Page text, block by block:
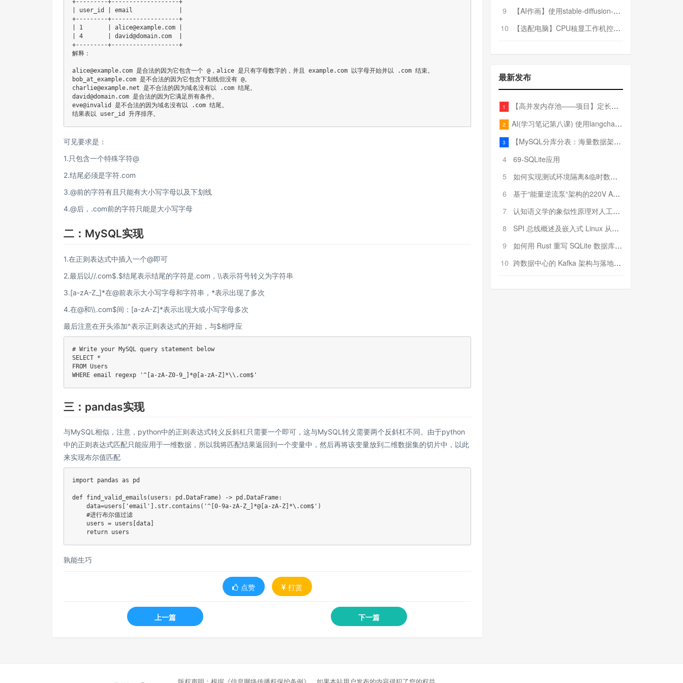
+---------+-------------------+
| user_id | email             |
+---------+-------------------+
| 1       | alice@example.com |
| 4       | david@domain.com  |
+---------+-------------------+
解释：
alice@example.com 是合法的因为它包含一个 @，alice 是只有字母数字的，并且 example.com 以字母开始并以 .com 结束。
bob_at_example.com 是不合法的因为它包含下划线但没有 @。
charlie@example.net 是不合法的因为域名没有以 .com 结尾。
david@domain.com 是合法的因为它满足所有条件。
eve@invalid 是不合法的因为域名没有以 .com 结尾。
结果表以 user_id 升序排序。
可见要求是：
1.只包含一个特殊字符@
2.结尾必须是字符.com
3.@前的字符有且只能有大小写字母以及下划线
4.@后，.com前的字符只能是大小写字母
二：MySQL实现
1.在正则表达式中插入一个@即可
2.最后以//.com$.$结尾表示结尾的字符是.com，\\表示符号转义为字符串
3.[a-zA-Z_]*在@前表示大小写字母和字符串，*表示出现了多次
4.在@和\\.com$间：[a-zA-Z]*表示出现大或小写字母多次
最后注意在开头添加^表示正则表达式的开始，与$相呼应
# Write your MySQL query statement below
SELECT *
FROM Users
WHERE email regexp '^[a-zA-Z0-9_]*@[a-zA-Z]*\\.com$'
三：pandas实现
与MySQL相似，注意，python中的正则表达式转义反斜杠只需要一个即可，这与MySQL转义需要两个反斜杠不同。由于python
中的正则表达式匹配只能应用于一维数据，所以我将匹配结果返回到一个变量中，然后再将该变量放到二维数据集的切片中，以此
来实现布尔值匹配
import pandas as pd
def find_valid_emails(users: pd.DataFrame) -> pd.DataFrame:
    data=users['email'].str.contains('^[0-9a-zA-Z_]*@[a-zA-Z]*\.com$')
    #进行布尔值过滤
    users = users[data]
    return users
孰能生巧
点赞 打赏
上一篇 下一篇
9
【AI作画】使用stable-diffusion-webui搭建AI作画平台
10
【选配电脑】CPU核显工作机控制预算5000
最新发布
1 【高并发内存池——项目】定长内存池——开胃小菜
2 AI(学习笔记第八课) 使用langchain的embedding models
3
【MySQL分库分表：海量数据架构的终极解决方案】
4
69-SQLite应用
5
如何实现测试环境隔离&临时数据库（pytest+SQLite）
6
基于“能量逆流泵“架构的220V AC至20V DC 300W高效电源设计
7
认知语义学的象似性原理对人工智能自然语言处理深层语义分析的影响与启示
8
SPI 总线概述及嵌入式 Linux 从属 SPI 设备驱动程序开发（第二部分，实践）
9
如何用 Rust 重写 SQLite 数据库（二）:是否有市场空间？
10 跨数据中心的 Kafka 架构与落地实战